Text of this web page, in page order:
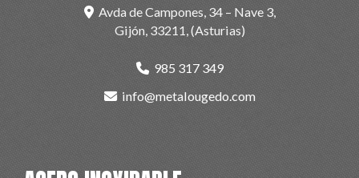
Avda de Campones, 34 – Nave 3,
Gijón, 33211 (Asturias)
985 317 349
info
metalougedo.com